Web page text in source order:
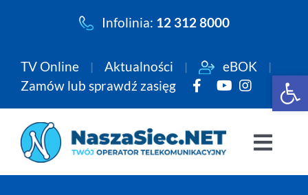
Infolinia: 12 312 8000
TV Online Aktualności
eBOK
Zamów lub sprawdź zasięg